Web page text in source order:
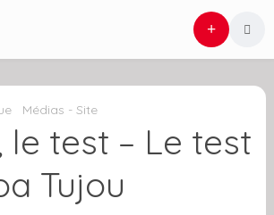
Médias - Site
le test – Le test
Tujou